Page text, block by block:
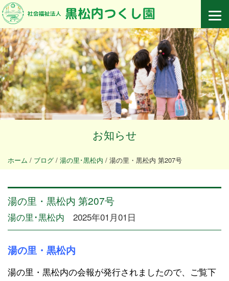
お知らせ
ホーム / ブログ / 湯の里･黒松内 / 湯の里・黒松内 第207号
湯の里・黒松内 第207号
湯の里･黒松内 2025年01月01日
湯の里・黒松内
湯の里・黒松内の会報が発行されましたので、ご覧下